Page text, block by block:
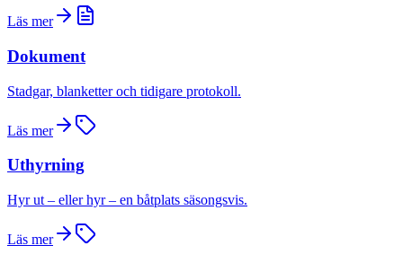
Läs mer
Dokument
Stadgar, blanketter och tidigare protokoll.
Läs mer
Uthyrning
Hyr ut – eller hyr – en båtplats säsongsvis.
Läs mer